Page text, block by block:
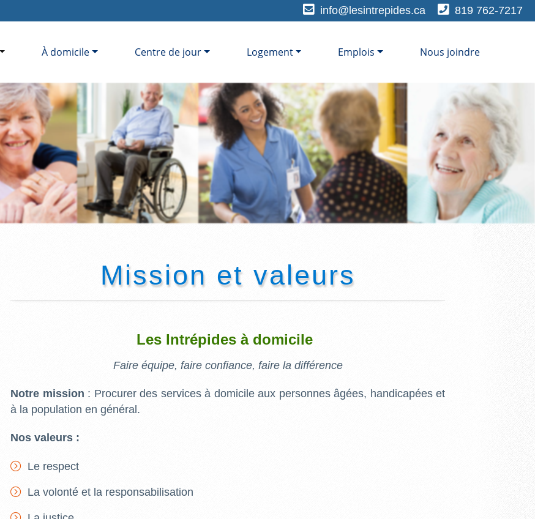
819 762-7217
info@lesintrepides.ca
À domicile Centre de jour Logement Emplois Nous joindre
Mission et valeurs
Les Intrépides à domicile
Faire équipe, faire confiance, faire la différence
Notre mission : Procurer des services à domicile aux personnes âgées, handicapées et
à la population en général.
Nos valeurs :
Le respect
La volonté et la responsabilisation